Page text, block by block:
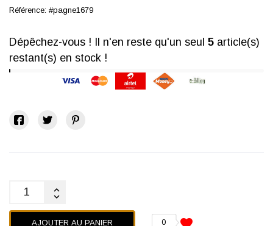
Référence: #pagne1679
Dépêchez-vous ! Il n'en reste qu'un seul 5 article(s)
restant(s) en stock !
AJOUTER AU PANIER 0